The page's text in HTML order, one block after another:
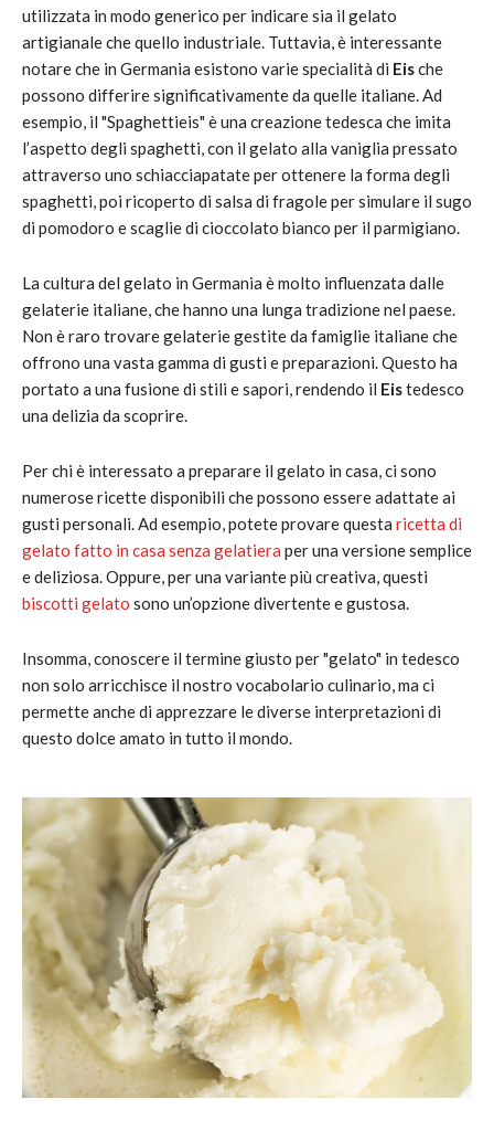
utilizzata in modo generico per indicare sia il gelato
artigianale che quello industriale. Tuttavia, è interessante
notare che in Germania esistono varie specialità di Eische
possono differire significativamente da quelle italiane. Ad
esempio, il "Spaghettieis" è una creazione tedesca che imita
l’aspetto degli spaghetti, con il gelato alla vaniglia pressato
attraverso uno schiacciapatate per ottenere la forma degli
spaghetti, poi ricoperto di salsa di fragole per simulare il sugo
di pomodoro e scaglie di cioccolato bianco per il parmigiano.
La cultura del gelato in Germania è molto influenzata dalle
gelaterie italiane, che hanno una lunga tradizione nel paese.
Non è raro trovare gelaterie gestite da famiglie italiane che
offrono una vasta gamma di gusti e preparazioni. Questo ha
portato a una fusione di stili e sapori, rendendo il Eistedesco
una delizia da scoprire.
Per chi è interessato a preparare il gelato in casa, ci sono
numerose ricette disponibili che possono essere adattate ai
gusti personali. Ad esempio, potete provare questa ricetta di
gelato fatto in casa senza gelatiera per una versione semplice
e deliziosa. Oppure, per una variante più creativa, questi
biscotti gelato sono un’opzione divertente e gustosa.
Insomma, conoscere il termine giusto per "gelato" in tedesco
non solo arricchisce il nostro vocabolario culinario, ma ci
permette anche di apprezzare le diverse interpretazioni di
questo dolce amato in tutto il mondo.